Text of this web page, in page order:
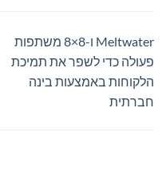
Meltwater ו-8×8 משתפות
פעולה כדי לשפר את תמיכת
הלקוחות באמצעות בינה
חברתית